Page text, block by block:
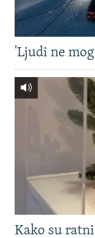
'Ljudi ne
Kako su